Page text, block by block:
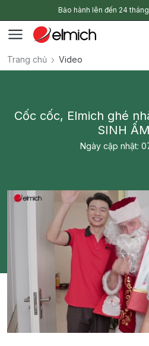
Bảo hành lên đến 24
Trang chủ Video
Cốc cốc, Elmich ghé
SINH
Ngày cập nhật: